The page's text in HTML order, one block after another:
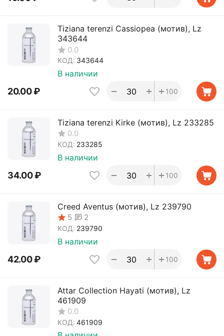
Tiziana terenzi Cassiopea (мотив), Lz
343644
0.0
КОД: 343644
В наличии
20.00₽ + 100
+
−
Tiziana terenzi Kirke (мотив), Lz 233285
0.0
КОД: 233285
В наличии
34.00₽ + 100
+
−
Creed Aventus (мотив), Lz 239790
5 2
КОД: 239790
В наличии
42.00₽ + 100
+
−
Attar Collection Hayati (мотив), Lz
461909
0.0
КОД: 461909